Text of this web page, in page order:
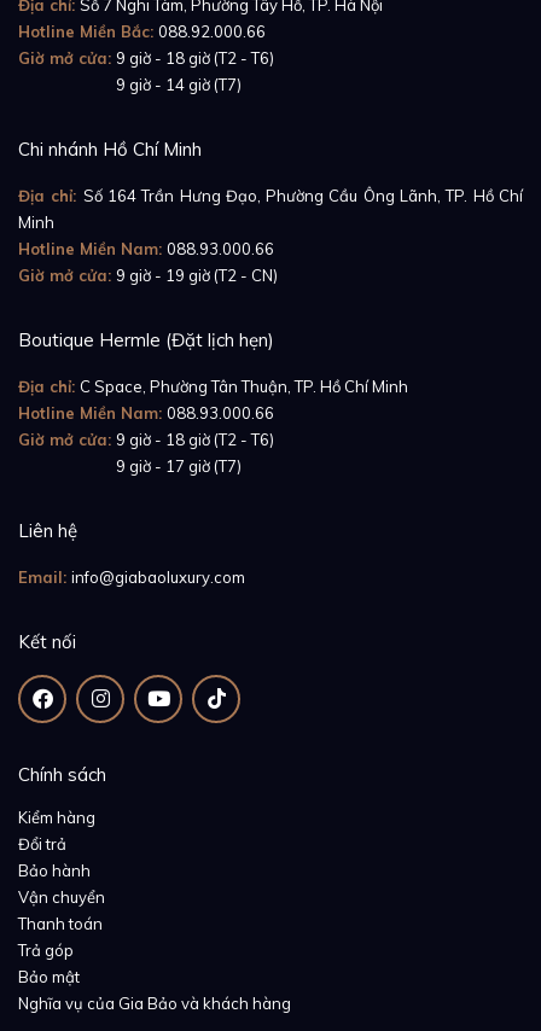
Địa chỉ: Số 7 Nghi Tàm, Phường Tây Hồ, TP. Hà Nội
Hotline Miền Bắc: 088.92.000.66
Giờ mở cửa: 9 giờ - 18 giờ (T2 - T6)
9 giờ - 14 giờ (T7)
Chi nhánh Hồ Chí Minh
Địa chỉ: Số 164 Trần Hưng Đạo, Phường Cầu Ông Lãnh, TP. Hồ Chí
Minh
Hotline Miền Nam: 088.93.000.66
Giờ mở cửa: 9 giờ - 19 giờ (T2 - CN)
Boutique Hermle (Đặt lịch hẹn)
Địa chỉ: C Space, Phường Tân Thuận, TP. Hồ Chí Minh
Hotline Miền Nam: 088.93.000.66
Giờ mở cửa: 9 giờ - 18 giờ (T2 - T6)
9 giờ - 17 giờ (T7)
Liên hệ
Email: info@giabaoluxury.com
Kết nối
Chính sách
Kiểm hàng
Đổi trả
Bảo hành
Vận chuyển
Thanh toán
Trả góp
Bảo mật
Nghĩa vụ của Gia Bảo và khách hàng